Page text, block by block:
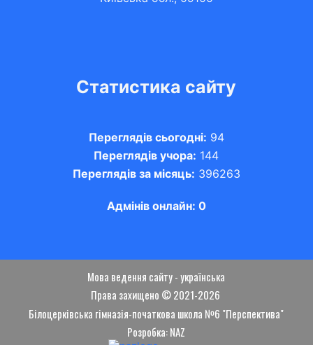
Статистика сайту
Переглядів сьогодні: 94
Переглядів учора: 144
Переглядів за місяць: 396263
Адмінів онлайн: 0
Мова ведення сайту - українська
Права захищено © 2021-2026
Білоцерківська гімназія-початкова школа №6 "Перспектива"
Розробка: NAZ